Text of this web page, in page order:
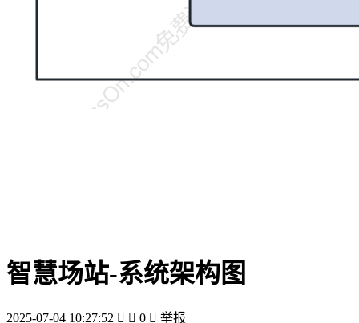
智慧场站-系统架构图
2025-07-04 10:27:52   0  举报